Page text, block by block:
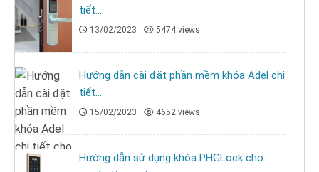
tiết...
13/02/2023 5474 views
Hướng dẫn cài đặt phần mềm khóa Adel chi
tiết...
15/02/2023 4652 views
Hướng dẫn sử dụng khóa PHGLock cho